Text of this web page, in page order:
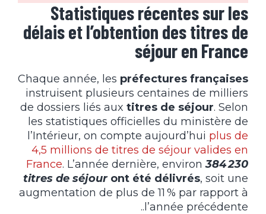
Statistiques récentes sur les
délais et l’obtention des titres de
séjour en France
Chaque année, les préfectures françaises
instruisent plusieurs centaines de milliers
de dossiers liés aux titres de séjour. Selon
les statistiques officielles du ministère de
l’Intérieur, on compte aujourd’hui plus de
4,5 millions de titres de séjour valides en
France. L’année dernière, environ384 230
titres de séjouront été délivrés, soit une
augmentation de plus de 11 % par rapport à
l’année précédente..